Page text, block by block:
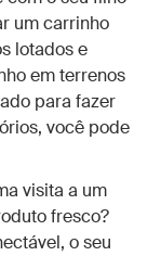
um carrinho
lotados e
em terrenos
para fazer
você pode
visita a um
fresco?
o seu